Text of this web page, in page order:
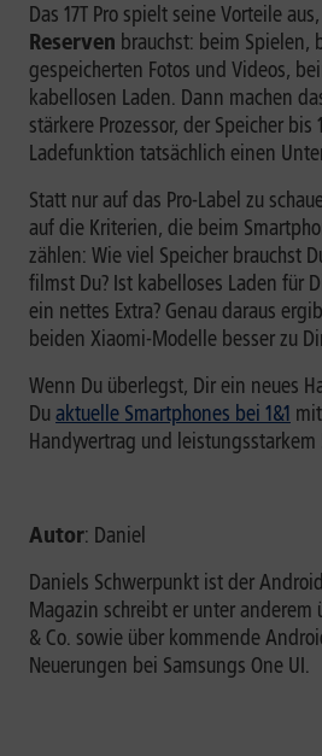
Das 17T Pro spielt seine Vorteile
Reserven brauchst: beim Spielen,
gespeicherten Fotos und Videos,
kabellosen Laden. Dann machen
stärkere Prozessor, der Speicher bis
Ladefunktion tatsächlich einen
Statt nur auf das Pro-Label zu
auf die Kriterien, die beim
zählen: Wie viel Speicher brauchst
filmst Du? Ist kabelloses Laden für
ein nettes Extra? Genau daraus
beiden Xiaomi-Modelle besser zu
Wenn Du überlegst, Dir ein neues
Du aktuelle Smartphones bei 1&1
Handyvertrag und leistungsstarkem
Autor: Daniel
Daniels Schwerpunkt ist der
Magazin schreibt er unter anderem
& Co. sowie über kommende
Neuerungen bei Samsungs One UI.